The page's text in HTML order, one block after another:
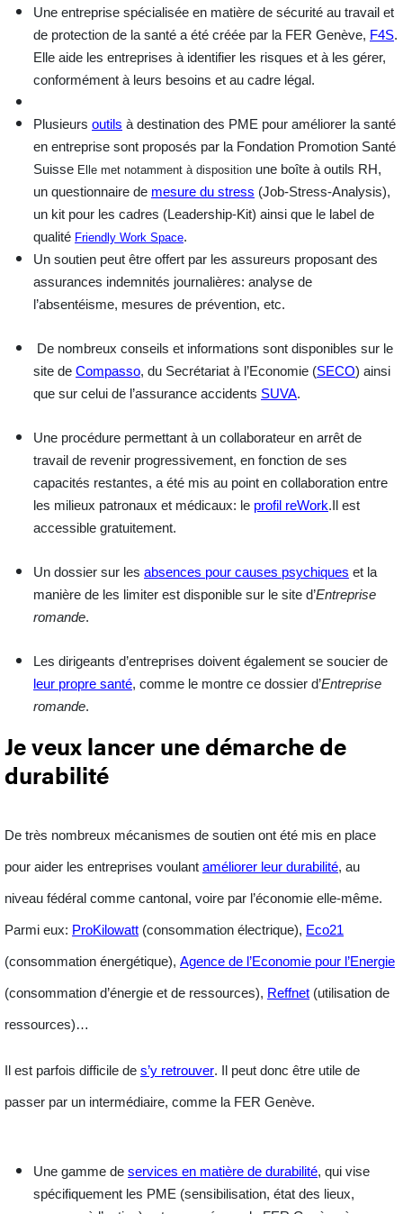
Une entreprise spécialisée en matière de sécurité au travail et
de protection de la santé a été créée par la FER Genève, F4S.
Elle aide les entreprises à identifier les risques et à les gérer,
conformément à leurs besoins et au cadre légal.
Plusieurs outils à destination des PME pour améliorer la santé
en entreprise sont proposés par la Fondation Promotion Santé
Suisse Elle met notamment à disposition une boîte à outils RH,
un questionnaire de mesure du stress (Job-Stress-Analysis),
un kit pour les cadres (Leadership-Kit) ainsi que le label de
qualité Friendly Work Space.
Un soutien peut être offert par les assureurs proposant des
assurances indemnités journalières: analyse de
l’absentéisme, mesures de prévention, etc.
De nombreux conseils et informations sont disponibles sur le
site de Compasso, du Secrétariat à l’Economie (SECO) ainsi
que sur celui de l’assurance accidents SUVA.
Une procédure permettant à un collaborateur en arrêt de
travail de revenir progressivement, en fonction de ses
capacités restantes, a été mis au point en collaboration entre
les milieux patronaux et médicaux: le profil reWork.Il est
accessible gratuitement.
Un dossier sur les absences pour causes psychiques et la
manière de les limiter est disponible sur le site d’Entreprise
romande.
Les dirigeants d’entreprises doivent également se soucier de
leur propre santé, comme le montre ce dossier d’Entreprise
romande.
Je veux lancer une démarche de
durabilité
De très nombreux mécanismes de soutien ont été mis en place
pour aider les entreprises voulant améliorer leur durabilité, au
niveau fédéral comme cantonal, voire par l’économie elle-même.
Parmi eux: ProKilowatt (consommation électrique), Eco21
(consommation énergétique), Agence de l’Economie pour l’Energie
(consommation d’énergie et de ressources), Reffnet (utilisation de
ressources)…
Il est parfois difficile de s’y retrouver. Il peut donc être utile de
passer par un intermédiaire, comme la FER Genève.
Une gamme de services en matière de durabilité, qui vise
spécifiquement les PME (sensibilisation, état des lieux,